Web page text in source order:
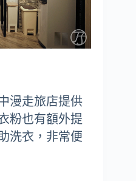
漫走旅店提供
粉也有額外提
洗衣，非常便